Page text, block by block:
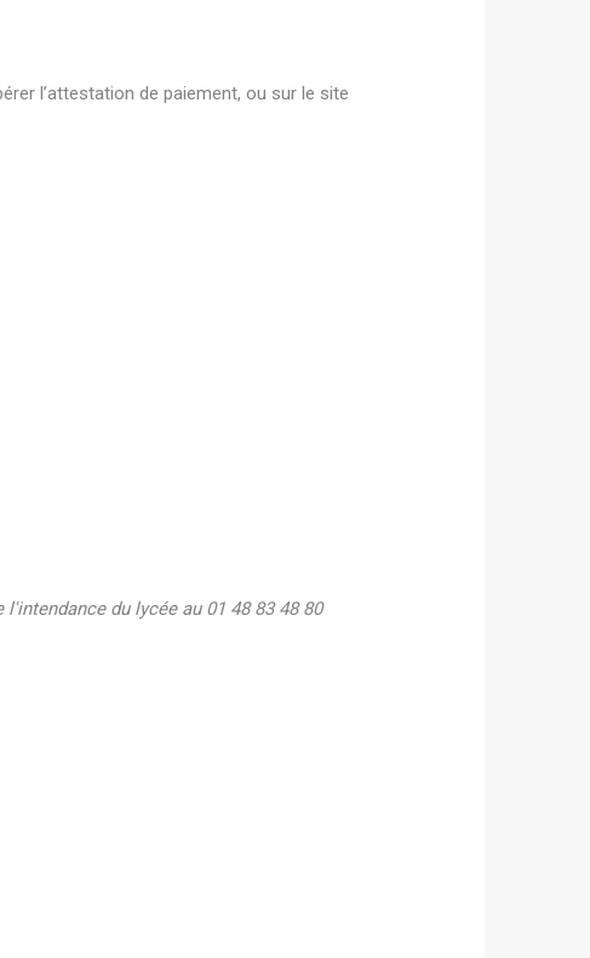
l’attestation de paiement, ou sur le site
du lycée au 01 48 83 48 80